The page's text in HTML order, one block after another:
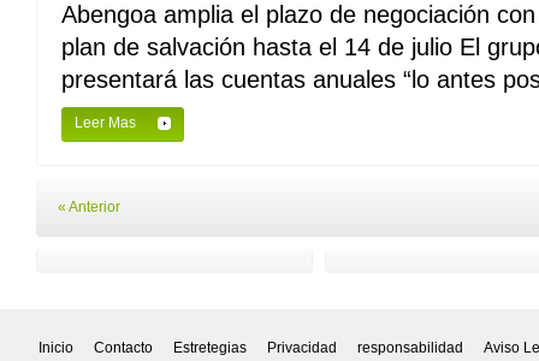
Abengoa amplia el plazo de negociación
plan de salvación hasta el 14 de julio El
presentará las cuentas anuales “lo antes
Leer Mas
« Anterior
Inicio Contacto Estretegias Privacidad responsabilidad Aviso